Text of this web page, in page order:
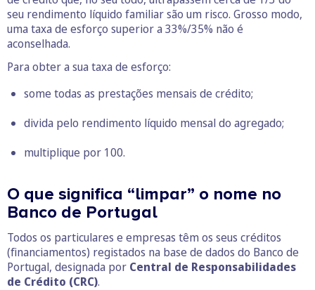
seu rendimento líquido familiar são um risco. Grosso modo,
uma taxa de esforço superior a 33%/35% não é
aconselhada.
Para obter a sua taxa de esforço:
some todas as prestações mensais de crédito;
divida pelo rendimento líquido mensal do agregado;
multiplique por 100.
O que significa “limpar” o nome no
Banco de Portugal
Todos os particulares e empresas têm os seus créditos
(financiamentos) registados na base de dados do Banco de
Portugal, designada por Central de Responsabilidades
de Crédito (CRC).